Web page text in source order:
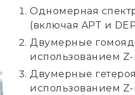
Одномерная
(включая APT и
Двумерные
использованием Z-
Двумерные
использованием Z-